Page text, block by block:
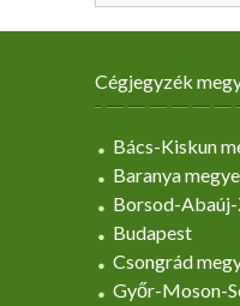
Cégjegyzék
Bács-Kiskun
Baranya megye
Borsod-
Budapest
Csongrád
Győr-Moson-